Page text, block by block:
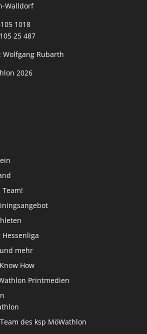
Walldorf
1018
25 487
Rubarth
2026
mehr
How
Printmedien
des ksp MöWathlon